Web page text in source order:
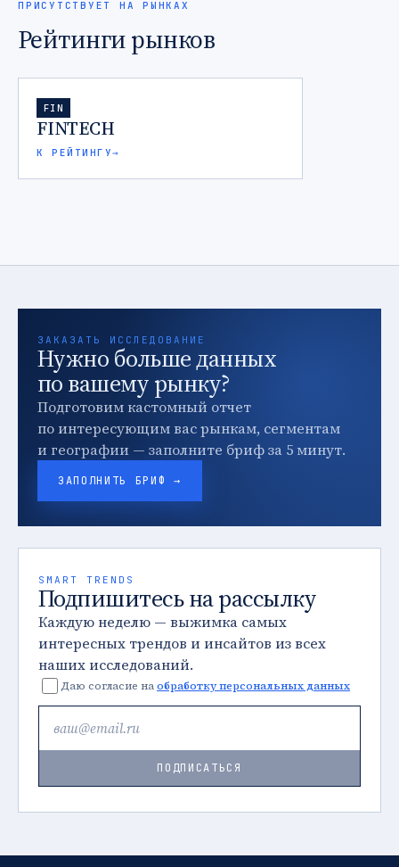
ПРИСУТСТВУЕТ НА РЫНКАХ
Рейтинги рынков
FIN
FINTECH
К РЕЙТИНГУ→
ЗАКАЗАТЬ ИССЛЕДОВАНИЕ
Нужно больше данных
по вашему рынку?
Подготовим кастомный отчет
по интересующим вас рынкам, сегментам
и географии — заполните бриф за 5 минут.
ЗАПОЛНИТЬ БРИФ →
SMART TRENDS
Подпишитесь на рассылку
Каждую неделю — выжимка самых
интересных трендов и инсайтов из всех
наших исследований.
Даю согласие наобработку персональных данных
ПОДПИСАТЬСЯ